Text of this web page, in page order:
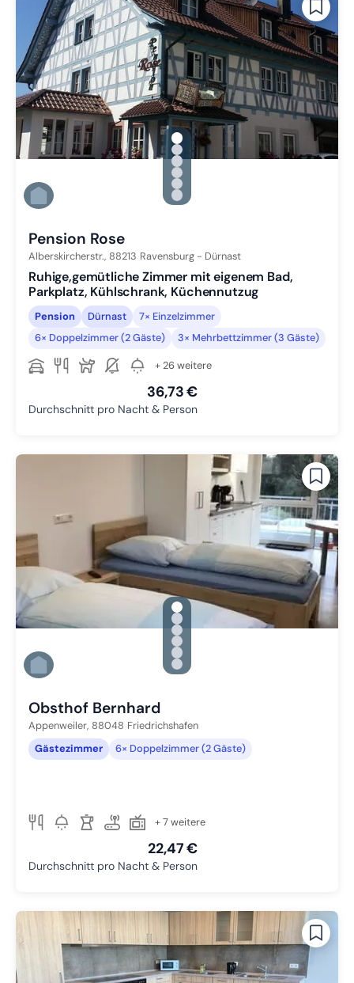
gallery.slide_selector
Zu Slide 1 wechseln
Zu Slide 2 wechseln
Zu Slide 3 wechseln
Zu Slide 4 wechseln
Zu Slide 5 wechseln
Zu Slide 6 wechseln
Pension Rose
Alberskircherstr., 88213 Ravensburg - Dürnast
Ruhige,gemütliche Zimmer mit eigenem Bad,
Parkplatz, Kühlschrank, Küchennutzug
Pension Dürnast
7× Einzelzimmer
6× Doppelzimmer (2 Gäste)
3× Mehrbettzimmer (3 Gäste)
+ 26 weitere
36,73 €
Durchschnitt pro Nacht & Person
gallery.slide_selector
Zu Slide 1 wechseln
Zu Slide 2 wechseln
Zu Slide 3 wechseln
Zu Slide 4 wechseln
Zu Slide 5 wechseln
Zu Slide 6 wechseln
Obsthof Bernhard
Appenweiler, 88048 Friedrichshafen
Gästezimmer
6× Doppelzimmer (2 Gäste)
+ 7 weitere
22,47 €
Durchschnitt pro Nacht & Person